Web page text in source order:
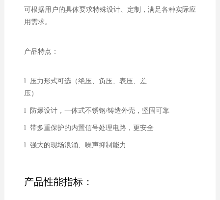
可根据用户的具体要求特殊设计、定制，满足各种实际应
用需求。
产品特点：
l 压力形式可选（绝压、负压、表压、差
压）
l 防爆设计，一体式不锈钢/铸造外壳，坚固可靠
l 带多重保护的内置信号处理电路，更安全
l 强大的现场浪涌、噪声抑制能力
产品性能指标：